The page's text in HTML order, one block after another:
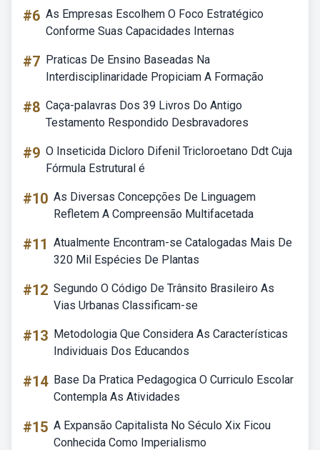
#6 As Empresas Escolhem O Foco Estratégico
Conforme Suas Capacidades Internas
#7 Praticas De Ensino Baseadas Na
Interdisciplinaridade Propiciam A Formação
#8 Caça-palavras Dos 39 Livros Do Antigo
Testamento Respondido Desbravadores
#9 O Inseticida Dicloro Difenil Tricloroetano Ddt Cuja
Fórmula Estrutural é
#10 As Diversas Concepções De Linguagem
Refletem A Compreensão Multifacetada
#11 Atualmente Encontram-se Catalogadas Mais De
320 Mil Espécies De Plantas
#12 Segundo O Código De Trânsito Brasileiro As
Vias Urbanas Classificam-se
#13 Metodologia Que Considera As Características
Individuais Dos Educandos
#14 Base Da Pratica Pedagogica O Curriculo Escolar
Contempla As Atividades
#15 A Expansão Capitalista No Século Xix Ficou
Conhecida Como Imperialismo